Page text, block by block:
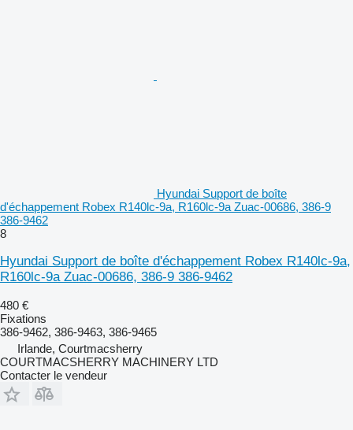
Hyundai Support de boîte
d'échappement Robex R140lc-9a, R160lc-9a Zuac-00686, 386-9
386-9462
8
Hyundai Support de boîte d'échappement Robex R140lc-9a,
R160lc-9a Zuac-00686, 386-9 386-9462
480 €
Fixations
386-9462, 386-9463, 386-9465
Irlande, Courtmacsherry
COURTMACSHERRY MACHINERY LTD
Contacter le vendeur